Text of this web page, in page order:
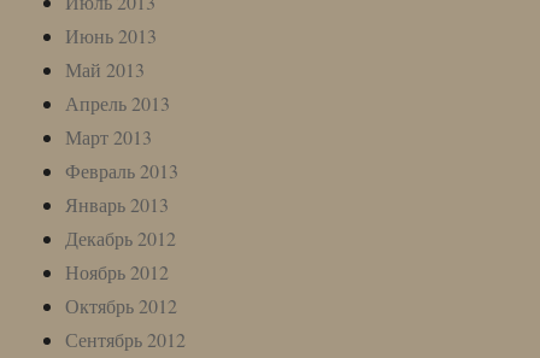
Июнь 2013
Май 2013
Апрель 2013
Март 2013
Февраль 2013
Январь 2013
Декабрь 2012
Ноябрь 2012
Октябрь 2012
Сентябрь 2012